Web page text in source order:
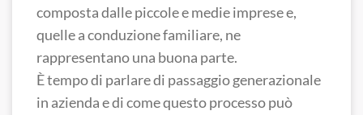
composta dalle piccole e medie imprese e,
quelle a conduzione familiare, ne
rappresentano una buona parte.
È tempo di parlare di passaggio generazionale
in azienda e di come questo processo può